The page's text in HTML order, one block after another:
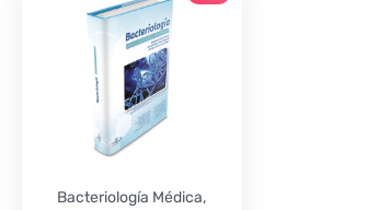
Bacteriología Médica,